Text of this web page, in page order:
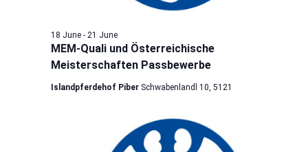
MEM-Quali und Österreichische
Meisterschaften Passbewerbe
18 June- 21 June
Islandpferdehof Piber Schwabenlandl 10, 5121